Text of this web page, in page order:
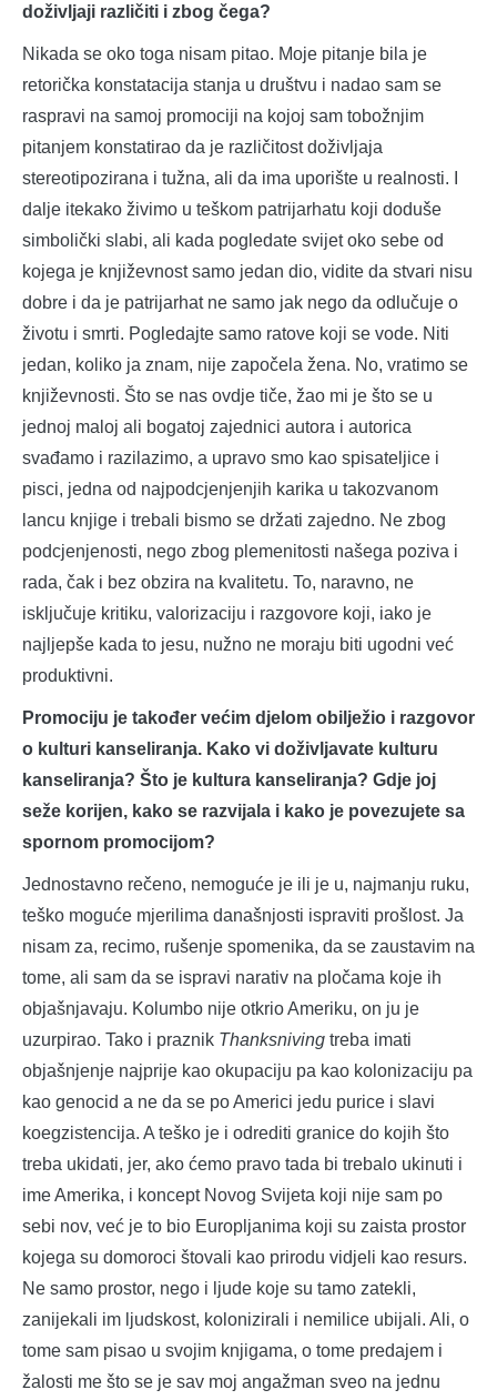
doživljaji različiti i zbog čega?
Nikada se oko toga nisam pitao. Moje pitanje bila je
retorička konstatacija stanja u društvu i nadao sam se
raspravi na samoj promociji na kojoj sam tobožnjim
pitanjem konstatirao da je različitost doživljaja
stereotipozirana i tužna, ali da ima uporište u realnosti. I
dalje itekako živimo u teškom patrijarhatu koji doduše
simbolički slabi, ali kada pogledate svijet oko sebe od
kojega je književnost samo jedan dio, vidite da stvari nisu
dobre i da je patrijarhat ne samo jak nego da odlučuje o
životu i smrti. Pogledajte samo ratove koji se vode. Niti
jedan, koliko ja znam, nije započela žena. No, vratimo se
književnosti. Što se nas ovdje tiče, žao mi je što se u
jednoj maloj ali bogatoj zajednici autora i autorica
svađamo i razilazimo, a upravo smo kao spisateljice i
pisci, jedna od najpodcjenjenjih karika u takozvanom
lancu knjige i trebali bismo se držati zajedno. Ne zbog
podcjenjenosti, nego zbog plemenitosti našega poziva i
rada, čak i bez obzira na kvalitetu. To, naravno, ne
isključuje kritiku, valorizaciju i razgovore koji, iako je
najljepše kada to jesu, nužno ne moraju biti ugodni već
produktivni.
Promociju je također većim djelom obilježio i razgovor
o kulturi kanseliranja. Kako vi doživljavate kulturu
kanseliranja? Što je kultura kanseliranja? Gdje joj
seže korijen, kako se razvijala i kako je povezujete sa
spornom promocijom?
Jednostavno rečeno, nemoguće je ili je u, najmanju ruku,
teško moguće mjerilima današnjosti ispraviti prošlost. Ja
nisam za, recimo, rušenje spomenika, da se zaustavim na
tome, ali sam da se ispravi narativ na pločama koje ih
objašnjavaju. Kolumbo nije otkrio Ameriku, on ju je
uzurpirao. Tako i praznik Thanksniving treba imati
objašnjenje najprije kao okupaciju pa kao kolonizaciju pa
kao genocid a ne da se po Americi jedu purice i slavi
koegzistencija. A teško je i odrediti granice do kojih što
treba ukidati, jer, ako ćemo pravo tada bi trebalo ukinuti i
ime Amerika, i koncept Novog Svijeta koji nije sam po
sebi nov, već je to bio Europljanima koji su zaista prostor
kojega su domoroci štovali kao prirodu vidjeli kao resurs.
Ne samo prostor, nego i ljude koje su tamo zatekli,
zanijekali im ljudskost, kolonizirali i nemilice ubijali. Ali, o
tome sam pisao u svojim knjigama, o tome predajem i
žalosti me što se je sav moj angažman sveo na jednu